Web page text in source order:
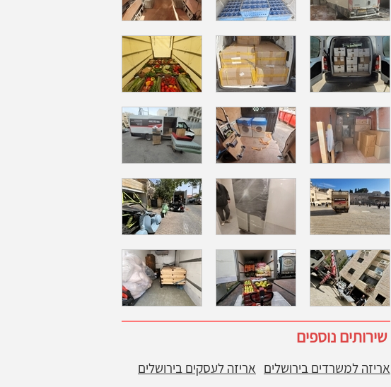
שירותים נוספים
אריזה למשרדים בירושלים אריזה לעסקים בירושלים